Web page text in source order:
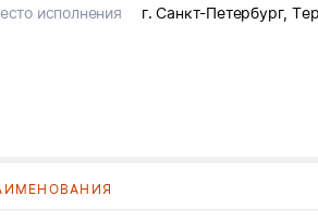
исполнения г. Санкт-Петербург,